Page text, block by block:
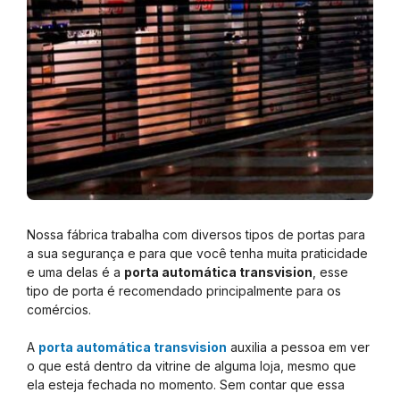
Nossa fábrica trabalha com diversos tipos de portas para
a sua segurança e para que você tenha muita praticidade
e uma delas é a porta automática transvision , esse
tipo de porta é recomendado principalmente para os
comércios.
A porta automática transvision auxilia a pessoa em ver
o que está dentro da vitrine de alguma loja, mesmo que
ela esteja fechada no momento. Sem contar que essa